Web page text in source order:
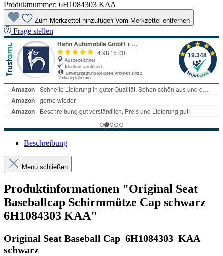
Produktnummer: 6H1084303 KAA
Zum Merkzettel hinzufügen Vom Merkzettel entfernen
Frage stellen
Beschreibung
Menü schließen
Produktinformationen "Original Seat
Baseballcap Schirmmütze Cap schwarz
6H1084303 KAA"
Original Seat Baseball Cap 6H1084303 KAA
schwarz